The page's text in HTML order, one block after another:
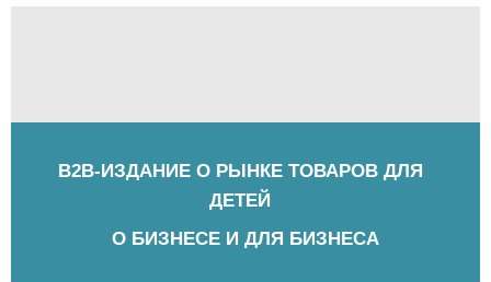
B2B-ИЗДАНИЕ О РЫНКЕ ТОВАРОВ ДЛЯ
ДЕТЕЙ
О БИЗНЕСЕ И ДЛЯ БИЗНЕСА